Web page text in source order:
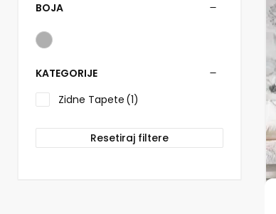
BOJA
KATEGORIJE
Zidne Tapete (1)
Resetiraj filtere